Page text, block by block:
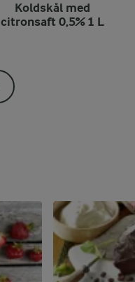
Koldskål med
citronsaft 0,5% 1 L